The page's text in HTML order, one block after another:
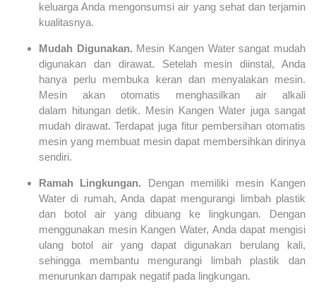
keluarga Anda mengonsumsi air yang sehat dan terjamin
kualitasnya.
Mudah Digunakan. Mesin Kangen Water sangat mudah
digunakan dan dirawat. Setelah mesin diinstal, Anda
hanya perlu membuka keran dan menyalakan mesin.
Mesin akan otomatis menghasilkan air alkali
dalam hitungan detik. Mesin Kangen Water juga sangat
mudah dirawat. Terdapat juga fitur pembersihan otomatis
mesin yang membuat mesin dapat membersihkan dirinya
sendiri.
Ramah Lingkungan. Dengan memiliki mesin Kangen
Water di rumah, Anda dapat mengurangi limbah plastik
dan botol air yang dibuang ke lingkungan. Dengan
menggunakan mesin Kangen Water, Anda dapat mengisi
ulang botol air yang dapat digunakan berulang kali,
sehingga membantu mengurangi limbah plastik dan
menurunkan dampak negatif pada lingkungan.